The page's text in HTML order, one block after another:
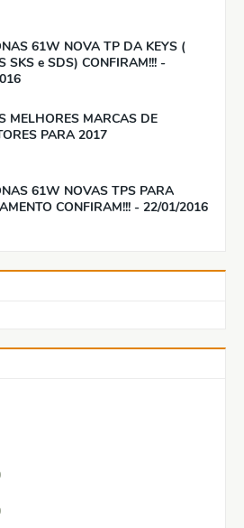
61W NOVA TP DA KEYS (
SKS e SDS) CONFIRAM!!! -
MELHORES MARCAS DE
PARA 2017
61W NOVAS TPS PARA
CONFIRAM!!! - 22/01/2016